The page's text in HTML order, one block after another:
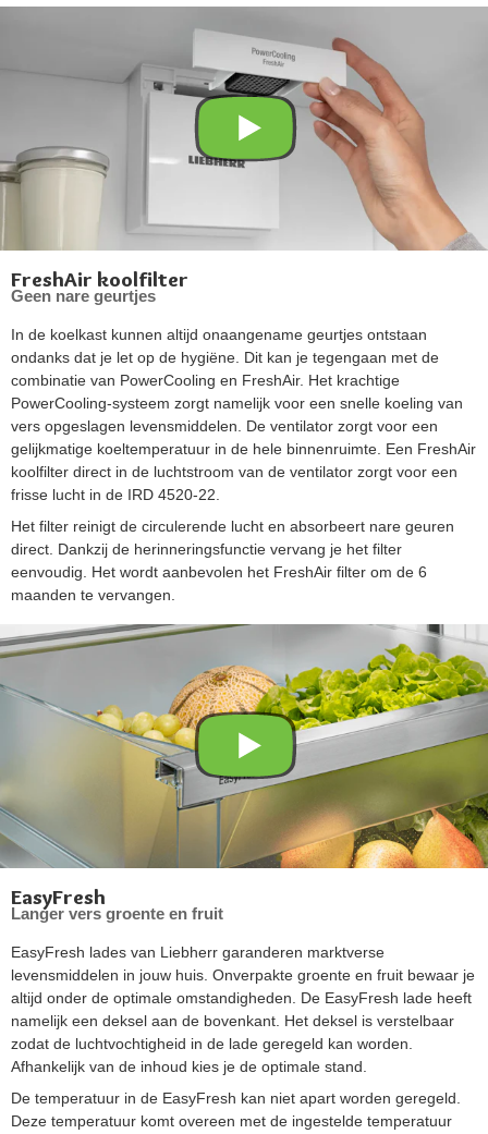
FreshAir koolfilter
Geen nare geurtjes
In de koelkast kunnen altijd onaangename geurtjes ontstaan
ondanks dat je let op de hygiëne. Dit kan je tegengaan met de
combinatie van PowerCooling en FreshAir. Het krachtige
PowerCooling-systeem zorgt namelijk voor een snelle koeling van
vers opgeslagen levensmiddelen. De ventilator zorgt voor een
gelijkmatige koeltemperatuur in de hele binnenruimte. Een FreshAir
koolfilter direct in de luchtstroom van de ventilator zorgt voor een
frisse lucht in de IRD 4520-22.
Het filter reinigt de circulerende lucht en absorbeert nare geuren
direct. Dankzij de herinneringsfunctie vervang je het filter
eenvoudig. Het wordt aanbevolen het FreshAir filter om de 6
maanden te vervangen.
EasyFresh
Langer vers groente en fruit
EasyFresh lades van Liebherr garanderen marktverse
levensmiddelen in jouw huis. Onverpakte groente en fruit bewaar je
altijd onder de optimale omstandigheden. De EasyFresh lade heeft
namelijk een deksel aan de bovenkant. Het deksel is verstelbaar
zodat de luchtvochtigheid in de lade geregeld kan worden.
Afhankelijk van de inhoud kies je de optimale stand.
De temperatuur in de EasyFresh kan niet apart worden geregeld.
Deze temperatuur komt overeen met de ingestelde temperatuur